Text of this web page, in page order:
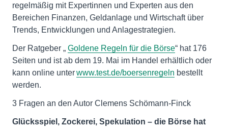
regelmäßig mit Expertinnen und Experten aus den
Bereichen Finanzen, Geldanlage und Wirtschaft über
Trends, Entwicklungen und Anlagestrategien.
Der Ratgeber „ Goldene Regeln für die Börse“ hat 176
Seiten und ist ab dem 19. Mai im Handel erhältlich oder
kann online unterwww.test.de/boersenregeln bestellt
werden.
3 Fragen an den Autor Clemens Schömann-Finck
Glücksspiel, Zockerei, Spekulation – die Börse hat